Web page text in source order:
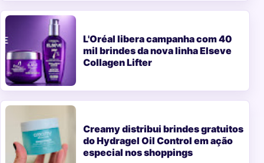
L'Oréal libera campanha com 40
mil brindes da nova linha Elseve
Collagen Lifter
Creamy distribui brindes gratuitos
do Hydragel Oil Control em ação
especial nos shoppings